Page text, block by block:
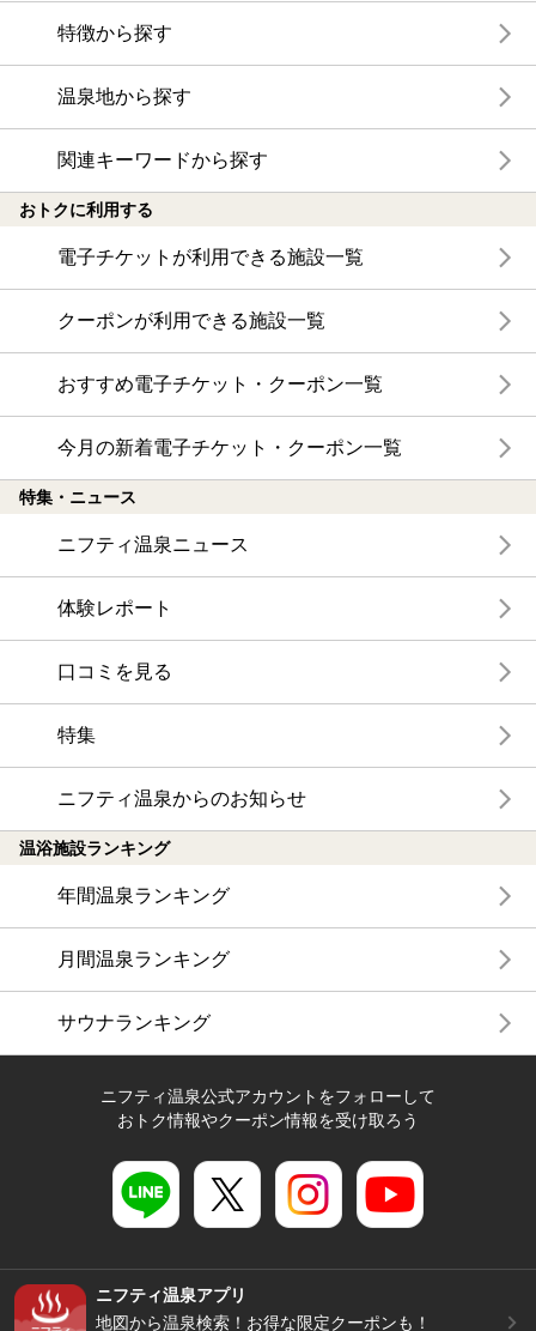
特徴から探す
温泉地から探す
関連キーワードから探す
おトクに利用する
電子チケットが利用できる施設一覧
クーポンが利用できる施設一覧
おすすめ電子チケット・クーポン一覧
今月の新着電子チケット・クーポン一覧
特集・ニュース
ニフティ温泉ニュース
体験レポート
口コミを見る
特集
ニフティ温泉からのお知らせ
温浴施設ランキング
年間温泉ランキング
月間温泉ランキング
サウナランキング
ニフティ温泉公式アカウントをフォローして
おトク情報やクーポン情報を受け取ろう
ニフティ温泉アプリ
地図から温泉検索！お得な限定クーポンも！